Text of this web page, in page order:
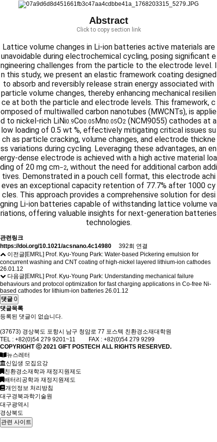
Abstract
Click to copy section link
Lattice volume changes in Li-ion batteries active materials are
unavoidable during electrochemical cycling, posing significant e
ngineering challenges from the particle to the electrode level. I
n this study, we present an elastic framework coating designed
to absorb and reversibly release strain energy associated with
particle volume changes, thereby enhancing mechanical resilien
ce at both the particle and electrode levels. This framework, c
omposed of multiwalled carbon nanotubes (MWCNTs), is applie
d to nickel-rich LiNi0.9Co0.05Mn0.05O2 (NCM9055) cathodes at a
low loading of 0.5 wt %, effectively mitigating critical issues su
ch as particle cracking, volume changes, and electrode thickne
ss variations during cycling. Leveraging these advantages, an en
ergy-dense electrode is achieved with a high active material loa
ding of 20 mg cm–2, without the need for additional carbon addi
tives. Demonstrated in a pouch cell format, this electrode achi
eves an exceptional capacity retention of 77.7% after 1000 cy
cles. This approach provides a comprehensive solution for desi
gning Li-ion batteries capable of withstanding lattice volume va
riations, offering valuable insights for next-generation batteries
technologies.
관련링크
https://doi.org/10.1021/acsnano.4c14980
392회 연결
이전글[EMRL] Prof. Kyu-Young Park: Water-based Pickering emulsion for
concurrent washing and CNT coating of high-nickel layered lithium-ion cathodes
26.01.12
다음글[EMRL] Prof. Kyu-Young Park: Understanding mechanical failure
behaviours and protocol optimization for fast charging applications in Co-free Ni-
based cathodes for lithium-ion batteries 26.01.12
댓글 0
댓글목록
등록된 댓글이 없습니다.
(37673) 경상북도 포항시 남구 청암로 77 포스텍 친환경소재대학원
TEL : +82(0)54 279 9201~11 FAX : +82(0)54 279 9299
COPYRIGHT ⓒ 2021 GIFTPOSTECH ALL RIGHTS RESERVED.
뉴스레터
신입생 모집요강
친환경소재학과 재정지원제도
배터리공학과 재정지원제도
개인정보 처리방침
대구경북과학기술원
대구광역시
경상북도
관련 사이트